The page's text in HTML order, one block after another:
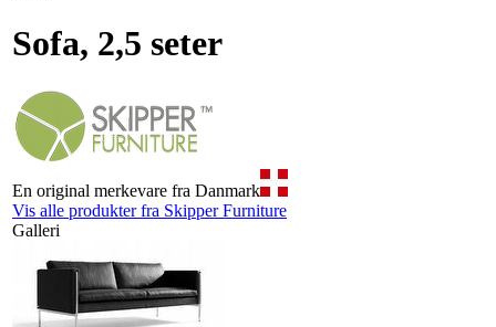
Sofa, 2,5 seter
En original merkevare fra Danmark
Vis alle produkter fra Skipper Furniture
Galleri